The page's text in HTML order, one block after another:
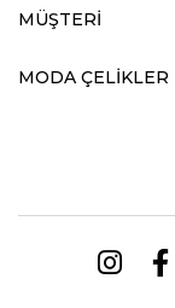
MÜŞTERİ
MODA